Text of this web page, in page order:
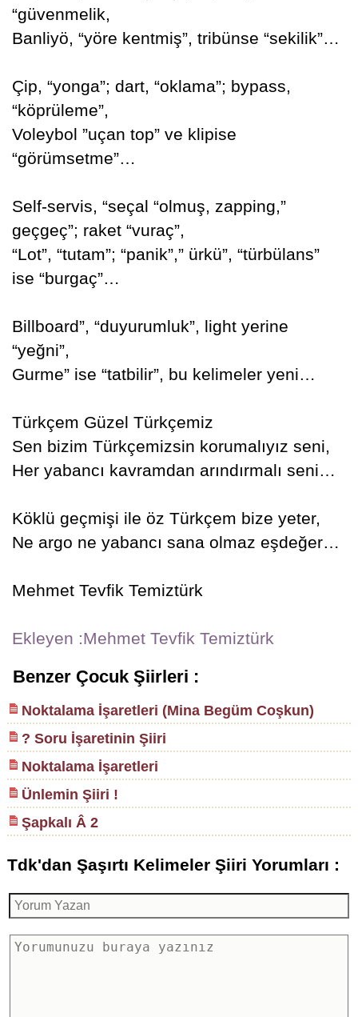
“güvenmelik,
Banliyö, “yöre kentmiş”, tribünse “sekilik”…
Çip, “yonga”; dart, “oklama”; bypass,
“köprüleme”,
Voleybol ”uçan top” ve klipise
“görümsetme”…
Self-servis, “seçal “olmuş, zapping,”
geçgeç”; raket “vuraç”,
“Lot”, “tutam”; “panik”,” ürkü”, “türbülans”
ise “burgaç”…
Billboard”, “duyurumluk”, light yerine
“yeğni”,
Gurme” ise “tatbilir”, bu kelimeler yeni…
Türkçem Güzel Türkçemiz
Sen bizim Türkçemizsin korumalıyız seni,
Her yabancı kavramdan arındırmalı seni…
Köklü geçmişi ile öz Türkçem bize yeter,
Ne argo ne yabancı sana olmaz eşdeğer…
Mehmet Tevfik Temiztürk
Ekleyen :Mehmet Tevfik Temiztürk
Benzer Çocuk Şiirleri :
Noktalama İşaretleri (Mina Begüm Coşkun)
? Soru İşaretinin Şiiri
Noktalama İşaretleri
Ünlemin Şiiri !
Şapkalı Â 2
Tdk'dan Şaşırtı Kelimeler Şiiri Yorumları :